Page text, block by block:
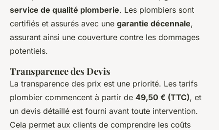
service de qualité plomberie. Les plombiers sont
certifiés et assurés avec une garantie décennale,
assurant ainsi une couverture contre les dommages
potentiels.
Transparence des Devis
La transparence des prix est une priorité. Les tarifs
plombier commencent à partir de 49,50 € (TTC), et
un devis détaillé est fourni avant toute intervention.
Cela permet aux clients de comprendre les coûts